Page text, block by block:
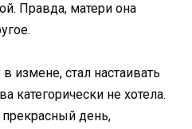
Правда, матери она
измене, стал настаивать
категорически не хотела.
день,